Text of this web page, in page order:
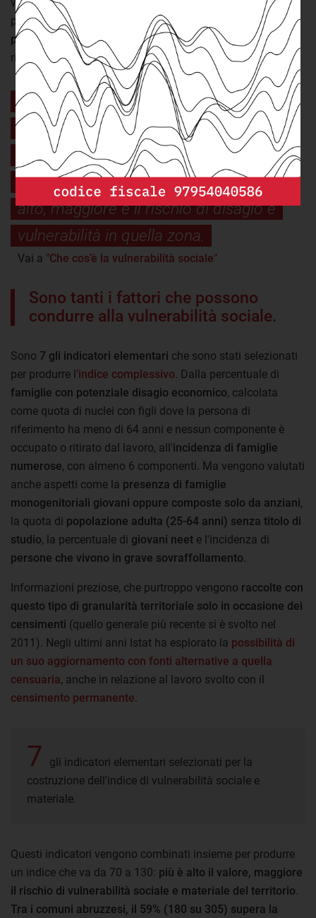
proposto da Istat.
Utilizzato nella definizione di politiche
pubbliche
, come nel caso dei bandi del Pnrr per la
rigenerazione urbana.
Attraverso un indicatore proposto da
Istat, è possibile stimare per ciascun
territorio la sua vulnerabilità, a partire
dalle caratteristiche di chi ci abita. Più è
alto, maggiore è il rischio di disagio e
vulnerabilità in quella zona.
Vai a "Che cos’è la vulnerabilità sociale"
Sono tanti i fattori che possono
condurre alla vulnerabilità sociale.
Sono 7 gli indicatori elementari che sono stati selezionati
per produrre l'indice complessivo. Dalla percentuale di
famiglie con potenziale disagio economico, calcolata
come quota di nuclei con figli dove la persona di
riferimento ha meno di 64 anni e nessun componente è
occupato o ritirato dal lavoro, all'incidenza di famiglie
numerose, con almeno 6 componenti. Ma vengono valutati
anche aspetti come la presenza di famiglie
monogenitoriali giovani oppure composte solo da anziani,
la quota di popolazione adulta (25-64 anni) senza titolo di
studio, la percentuale di giovani neet e l'incidenza di
persone che vivono in grave sovraffollamento.
Informazioni preziose, che purtroppo vengono raccolte con
questo tipo di granularità territoriale solo in occasione dei
censimenti (quello generale più recente si è svolto nel
2011). Negli ultimi anni Istat ha esplorato la possibilità di
un suo aggiornamento con fonti alternative a quella
censuaria, anche in relazione al lavoro svolto con il
censimento permanente.
7
gli indicatori elementari selezionati per la
costruzione dell'indice di vulnerabilità sociale e
materiale.
Questi indicatori vengono combinati insieme per produrre
un indice che va da 70 a 130: più è alto il valore, maggiore
il rischio di vulnerabilità sociale e materiale del territorio.
Tra i comuni abruzzesi, il 59% (180 su 305) supera la